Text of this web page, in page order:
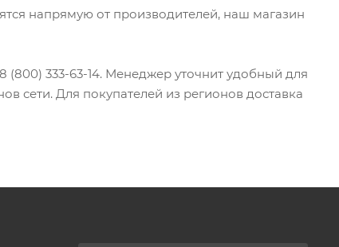
напрямую от производителей, наш магазин
(800) 333-63-14. Менеджер уточнит удобный для
сети. Для покупателей из регионов доставка